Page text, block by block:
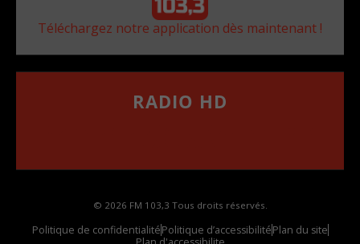
Téléchargez notre application dès maintenant !
RADIO HD
© 2026 FM 103,3 Tous droits réservés.
Politique de confidentialitéPolitique d’accessibilitéPlan du site